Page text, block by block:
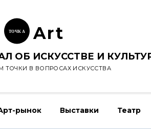
ТОЧК А Art
ОБ ИСКУССТВЕ И
ТОЧКИ В ВОПРОСАХ ИСКУССТВА
рынок Выставки Театр